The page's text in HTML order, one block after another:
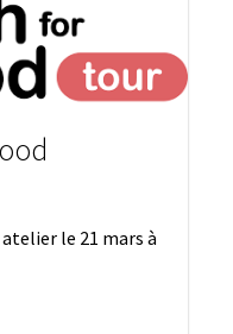
le 21 mars à